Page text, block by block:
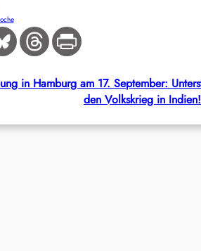
in Hamburg am 17. September:
den Volkskrieg in Indien!